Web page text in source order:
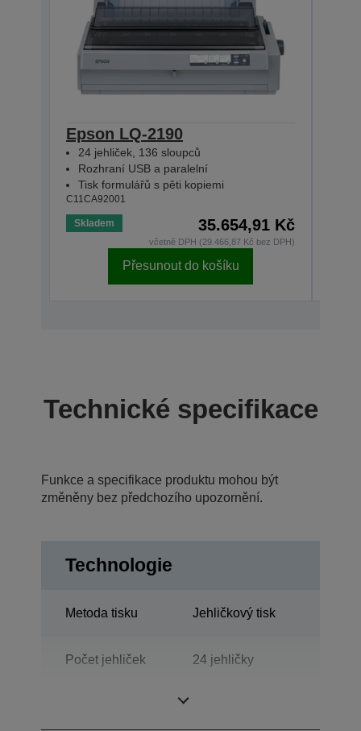
Epson LQ-2190
24 jehliček, 136 sloupců
Rozhraní USB a paralelní
Tisk formulářů s pěti kopiemi
C11CA92001
Skladem 35.654,91 Kč
včetně DPH (29.466,87 Kč bez DPH)
Přesunout do košíku
Technické specifikace
Funkce a specifikace produktu mohou být
změněny bez předchozího upozornění.
Technologie
Metoda tisku Jehličkový tisk
Počet jehliček 24 jehličky